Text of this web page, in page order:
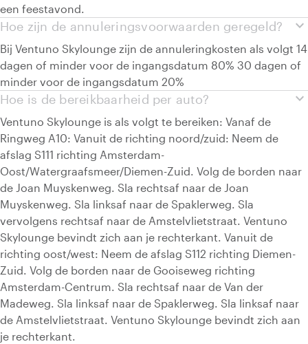
een feestavond.
expand_more
Hoe zijn de annuleringsvoorwaarden geregeld?
Bij Ventuno Skylounge zijn de annuleringkosten als volgt 14
dagen of minder voor de ingangsdatum 80% 30 dagen of
minder voor de ingangsdatum 20%
expand_more
Hoe is de bereikbaarheid per auto?
Ventuno Skylounge is als volgt te bereiken: Vanaf de
Ringweg A10: Vanuit de richting noord/zuid: Neem de
afslag S111 richting Amsterdam-
Oost/Watergraafsmeer/Diemen-Zuid. Volg de borden naar
de Joan Muyskenweg. Sla rechtsaf naar de Joan
Muyskenweg. Sla linksaf naar de Spaklerweg. Sla
vervolgens rechtsaf naar de Amstelvlietstraat. Ventuno
Skylounge bevindt zich aan je rechterkant. Vanuit de
richting oost/west: Neem de afslag S112 richting Diemen-
Zuid. Volg de borden naar de Gooiseweg richting
Amsterdam-Centrum. Sla rechtsaf naar de Van der
Madeweg. Sla linksaf naar de Spaklerweg. Sla linksaf naar
de Amstelvlietstraat. Ventuno Skylounge bevindt zich aan
je rechterkant.